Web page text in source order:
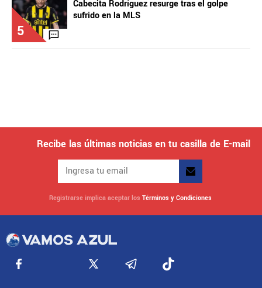
5
Cabecita Rodríguez resurge tras el golpe
sufrido en la MLS
Recibe las últimas noticias en tu casilla de E-mail
Registrarse implica aceptar los Términos y Condiciones